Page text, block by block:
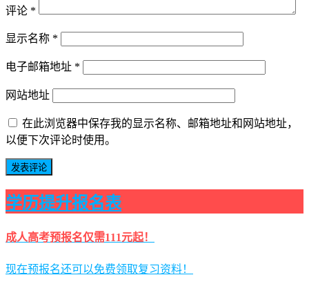
评论 *
显示名称 *
电子邮箱地址 *
网站地址
在此浏览器中保存我的显示名称、邮箱地址和网站地址，
以便下次评论时使用。
学历提升报名表
成人高考预报名仅需111元起！
现在预报名还可以免费领取复习资料！